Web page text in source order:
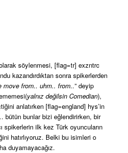
söylenmesi, [flag=tr] exzntrc
kazandırdıktan sonra spikerlerden
move from.. uhm.. from..” deyip
yalnız değilsin Comedian),
anlatırken [flag=england] hys’in
bütün bunlar bizi eğlendirirken, bir
spikerlerin ilk kez Türk oyuncuların
hatırlıyoruz. Belki bu isimleri o
duyamayacağız.